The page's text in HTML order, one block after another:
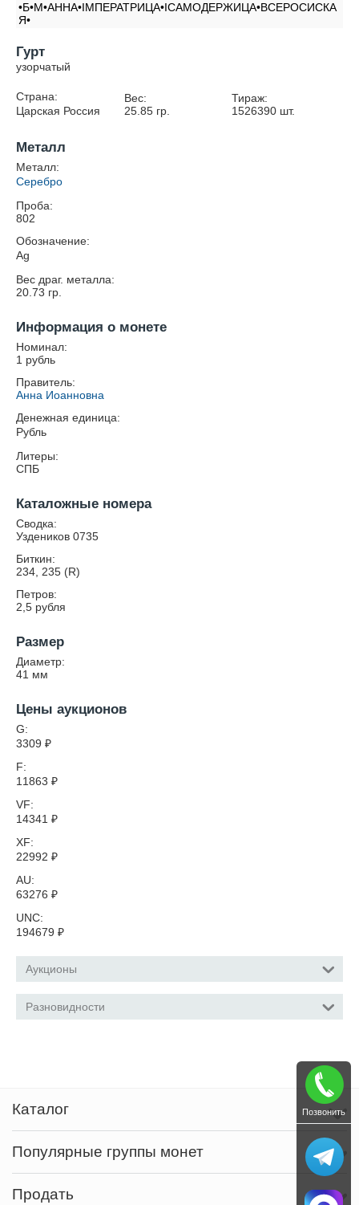
•Б•М•АННА•IМПЕРАТРИЦА•IСАМОДЕРЖИЦА•ВСЕРОСИСКА
Я•
Гурт
узорчатый
Страна:
Царская Россия
Вес:
25.85гр.
Тираж:
1526390 шт.
Металл
Металл:
Серебро
Проба:
802
Обозначение:
Ag
Вес драг. металла:
20.73 гр.
Информация о монете
Номинал:
1 рубль
Правитель:
Анна Иоанновна
Денежная единица:
Рубль
Литеры:
СПБ
Каталожные номера
Сводка:
Уздеников 0735
Биткин:
234, 235 (R)
Петров:
2,5 рубля
Размер
Диаметр:
41 мм
Цены аукционов
G:
3309 ₽
F:
11863 ₽
VF:
14341 ₽
XF:
22992 ₽
AU:
63276 ₽
UNC:
194679 ₽
Аукционы
Разновидности
Каталог
Популярные группы монет
Продать
Позвонить